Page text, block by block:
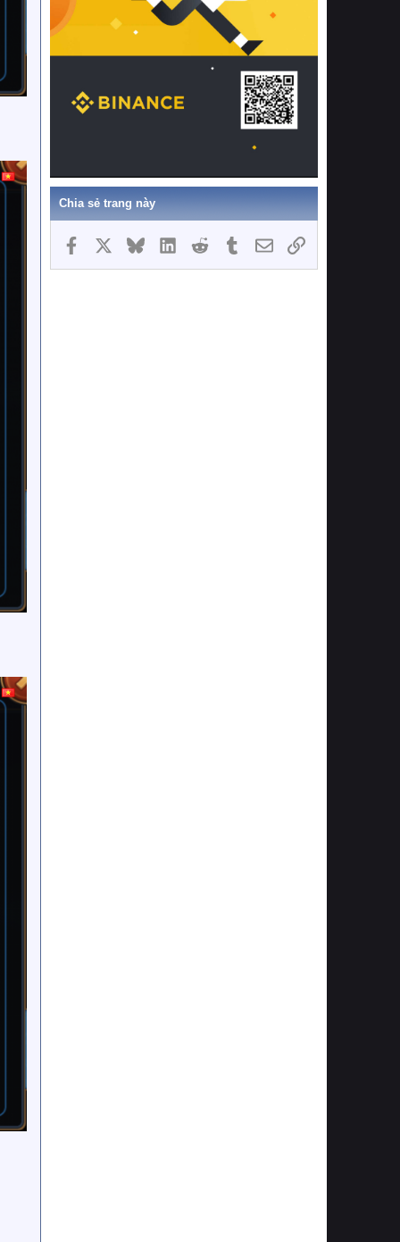
Chia sẻ trang này
Facebook BlueskyLinkedInReddit TumblrEmailLink